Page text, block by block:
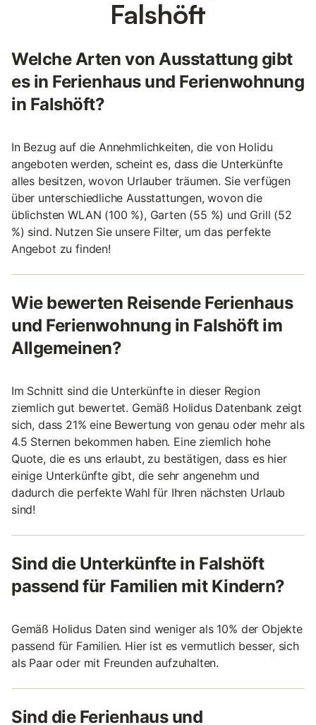
Falshöft
Welche Arten von Ausstattung gibt
es in Ferienhaus und Ferienwohnung
in Falshöft?
In Bezug auf die Annehmlichkeiten, die von Holidu
angeboten werden, scheint es, dass die Unterkünfte
alles besitzen, wovon Urlauber träumen. Sie verfügen
über unterschiedliche Ausstattungen, wovon die
üblichsten WLAN (100 %), Garten (55 %) und Grill (52
%) sind. Nutzen Sie unsere Filter, um das perfekte
Angebot zu finden!
Wie bewerten Reisende Ferienhaus
und Ferienwohnung in Falshöft im
Allgemeinen?
Im Schnitt sind die Unterkünfte in dieser Region
ziemlich gut bewertet. Gemäß Holidus Datenbank zeigt
sich, dass 21% eine Bewertung von genau oder mehr als
4.5 Sternen bekommen haben. Eine ziemlich hohe
Quote, die es uns erlaubt, zu bestätigen, dass es hier
einige Unterkünfte gibt, die sehr angenehm und
dadurch die perfekte Wahl für Ihren nächsten Urlaub
sind!
Sind die Unterkünfte in Falshöft
passend für Familien mit Kindern?
Gemäß Holidus Daten sind weniger als 10% der Objekte
passend für Familien. Hier ist es vermutlich besser, sich
als Paar oder mit Freunden aufzuhalten.
Sind die Ferienhaus und